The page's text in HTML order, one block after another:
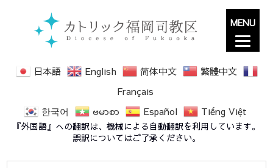
日本語 English 简体中文
繁體中文
Français
한국어
ဗမာစာ Español Tiếng Việt
『外国語』への翻訳は、機械による自動翻訳を利用しています。
誤訳についてはご了承ください。
20250817-外祭壇
MENU